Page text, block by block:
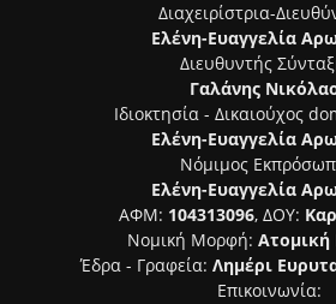
Διαχειρίστρια-
Ελένη-Ευαγγελία
Διευθυντής
Γαλάνης
Ιδιοκτησία - Δικαιούχος
Ελένη-Ευαγγελία
Νόμιμος
Ελένη-Ευαγγελία
ΑΦΜ: 104313096, ΔΟΥ:
Νομική Μορφή: Ατομική
Έδρα - Γραφεία: Λημέρι
Επικοινωνία: